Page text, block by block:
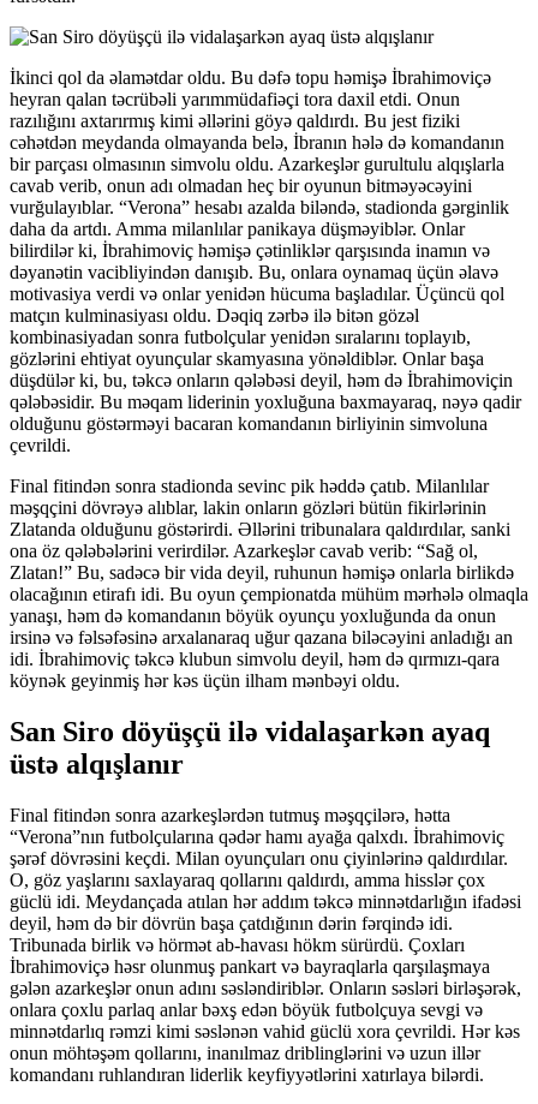
İkinci qol da əlamətdar oldu. Bu dəfə topu həmişə İbrahimoviçə
heyran qalan təcrübəli yarımmüdafiəçi tora daxil etdi. Onun
razılığını axtarırmış kimi əllərini göyə qaldırdı. Bu jest fiziki
cəhətdən meydanda olmayanda belə, İbranın hələ də komandanın
bir parçası olmasının simvolu oldu. Azarkeşlər gurultulu alqışlarla
cavab verib, onun adı olmadan heç bir oyunun bitməyəcəyini
vurğulayıblar. “Verona” hesabı azalda biləndə, stadionda gərginlik
daha da artdı. Amma milanlılar panikaya düşməyiblər. Onlar
bilirdilər ki, İbrahimoviç həmişə çətinliklər qarşısında inamın və
dəyanətin vacibliyindən danışıb. Bu, onlara oynamaq üçün əlavə
motivasiya verdi və onlar yenidən hücuma başladılar. Üçüncü qol
matçın kulminasiyası oldu. Dəqiq zərbə ilə bitən gözəl
kombinasiyadan sonra futbolçular yenidən sıralarını toplayıb,
gözlərini ehtiyat oyunçular skamyasına yönəldiblər. Onlar başa
düşdülər ki, bu, təkcə onların qələbəsi deyil, həm də İbrahimoviçin
qələbəsidir. Bu məqam liderinin yoxluğuna baxmayaraq, nəyə qadir
olduğunu göstərməyi bacaran komandanın birliyinin simvoluna
çevrildi.
Final fitindən sonra stadionda sevinc pik həddə çatıb. Milanlılar
məşqçini dövrəyə alıblar, lakin onların gözləri bütün fikirlərinin
Zlatanda olduğunu göstərirdi. Əllərini tribunalara qaldırdılar, sanki
ona öz qələbələrini verirdilər. Azarkeşlər cavab verib: “Sağ ol,
Zlatan!” Bu, sadəcə bir vida deyil, ruhunun həmişə onlarla birlikdə
olacağının etirafı idi. Bu oyun çempionatda mühüm mərhələ olmaqla
yanaşı, həm də komandanın böyük oyunçu yoxluğunda da onun
irsinə və fəlsəfəsinə arxalanaraq uğur qazana biləcəyini anladığı an
idi. İbrahimoviç təkcə klubun simvolu deyil, həm də qırmızı-qara
köynək geyinmiş hər kəs üçün ilham mənbəyi oldu.
San Siro döyüşçü ilə vidalaşarkən ayaq
üstə alqışlanır
Final fitindən sonra azarkeşlərdən tutmuş məşqçilərə, hətta
“Verona”nın futbolçularına qədər hamı ayağa qalxdı. İbrahimoviç
şərəf dövrəsini keçdi. Milan oyunçuları onu çiyinlərinə qaldırdılar.
O, göz yaşlarını saxlayaraq qollarını qaldırdı, amma hisslər çox
güclü idi. Meydançada atılan hər addım təkcə minnətdarlığın ifadəsi
deyil, həm də bir dövrün başa çatdığının dərin fərqində idi.
Tribunada birlik və hörmət ab-havası hökm sürürdü. Çoxları
İbrahimoviçə həsr olunmuş pankart və bayraqlarla qarşılaşmaya
gələn azarkeşlər onun adını səsləndiriblər. Onların səsləri birləşərək,
onlara çoxlu parlaq anlar bəxş edən böyük futbolçuya sevgi və
minnətdarlıq rəmzi kimi səslənən vahid güclü xora çevrildi. Hər kəs
onun möhtəşəm qollarını, inanılmaz driblinglərini və uzun illər
komandanı ruhlandıran liderlik keyfiyyətlərini xatırlaya bilərdi.